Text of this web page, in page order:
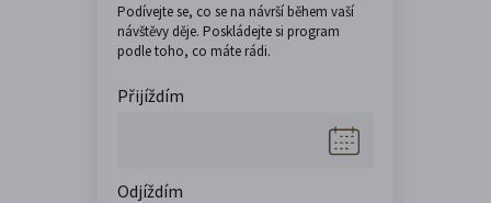
Podívejte se, co se na návrší během vaší
návštěvy děje. Poskládejte si program
podle toho, co máte rádi.
Přijíždím
Odjíždím